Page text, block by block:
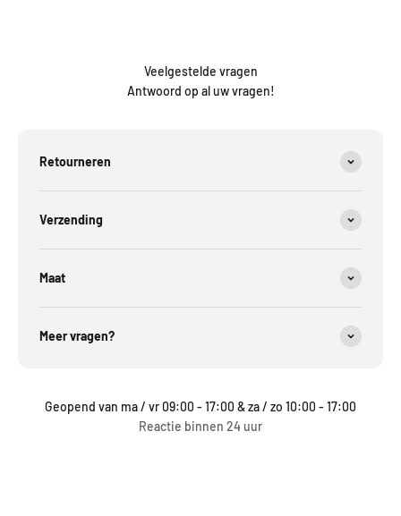
Veelgestelde vragen
Antwoord op al uw vragen!
Retourneren
Verzending
Maat
Meer vragen?
Geopend van ma / vr 09:00 - 17:00 & za / zo 10:00 - 17:00
Reactie binnen 24 uur